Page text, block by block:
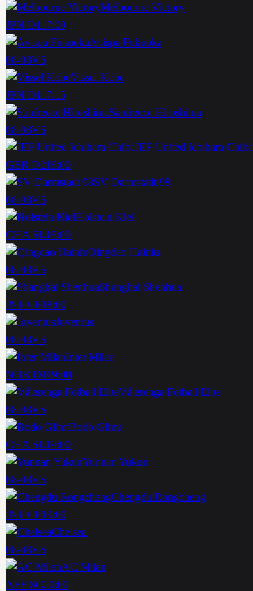
Melbourne Victory
JPN D117:00
Avispa Fukuoka
08-08VS
Vissel Kobe
JPN D117:15
Sanfrecce Hiroshima
08-08VS
JEF United Ichihara Chiba
GER D218:00
SV Darmstadt 98
08-08VS
Holstein Kiel
CHA SL18:00
Qingdao Hainiu
08-08VS
Shanghai Shenhua
INT CF18:00
Juventus
08-08VS
Inter Milan
NOR D119:00
Vålerenga Fotball Elite
08-08VS
Bodo Glimt
CHA SL19:00
Yunnan Yukun
08-08VS
Chengdu Rongcheng
INT CF19:00
Chelsea
08-08VS
AC Milan
AFF SC20:00